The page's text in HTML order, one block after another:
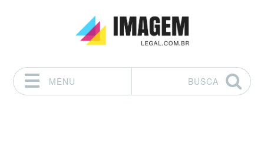
MENU
BUSCA